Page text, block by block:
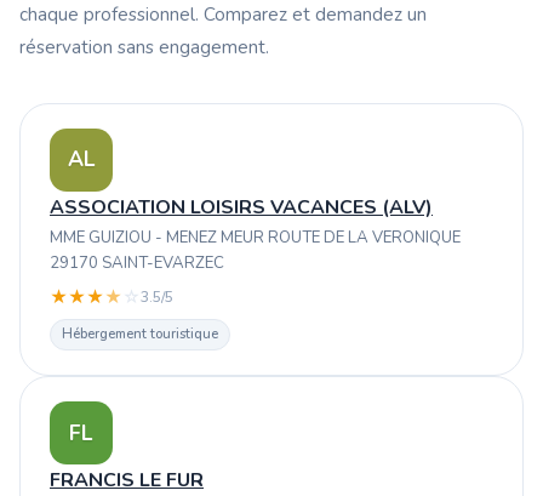
chaque professionnel. Comparez et demandez un
réservation sans engagement.
AL
ASSOCIATION LOISIRS VACANCES (ALV)
MME GUIZIOU - MENEZ MEUR ROUTE DE LA VERONIQUE
29170 SAINT-EVARZEC
★★★★ ☆3.5/5
Hébergement touristique
FL
FRANCIS LE FUR